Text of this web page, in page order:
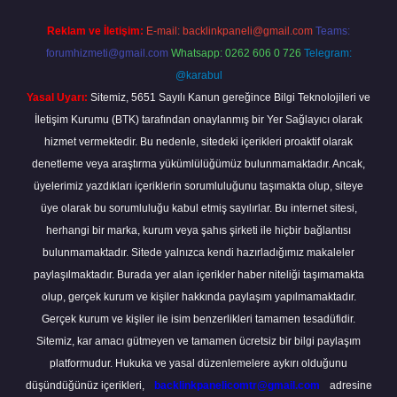
Reklam ve İletişim: E-mail: backlinkpaneli@gmail.com Teams:
forumhizmeti@gmail.com Whatsapp: 0262 606 0 726 Telegram:
@karabul
Yasal Uyarı: Sitemiz, 5651 Sayılı Kanun gereğince Bilgi Teknolojileri ve
İletişim Kurumu (BTK) tarafından onaylanmış bir Yer Sağlayıcı olarak
hizmet vermektedir. Bu nedenle, sitedeki içerikleri proaktif olarak
denetleme veya araştırma yükümlülüğümüz bulunmamaktadır. Ancak,
üyelerimiz yazdıkları içeriklerin sorumluluğunu taşımakta olup, siteye
üye olarak bu sorumluluğu kabul etmiş sayılırlar. Bu internet sitesi,
herhangi bir marka, kurum veya şahıs şirketi ile hiçbir bağlantısı
bulunmamaktadır. Sitede yalnızca kendi hazırladığımız makaleler
paylaşılmaktadır. Burada yer alan içerikler haber niteliği taşımamakta
olup, gerçek kurum ve kişiler hakkında paylaşım yapılmamaktadır.
Gerçek kurum ve kişiler ile isim benzerlikleri tamamen tesadüfidir.
Sitemiz, kar amacı gütmeyen ve tamamen ücretsiz bir bilgi paylaşım
platformudur. Hukuka ve yasal düzenlemelere aykırı olduğunu
düşündüğünüz içerikleri,
backlinkpanelicomtr@gmail.com adresine